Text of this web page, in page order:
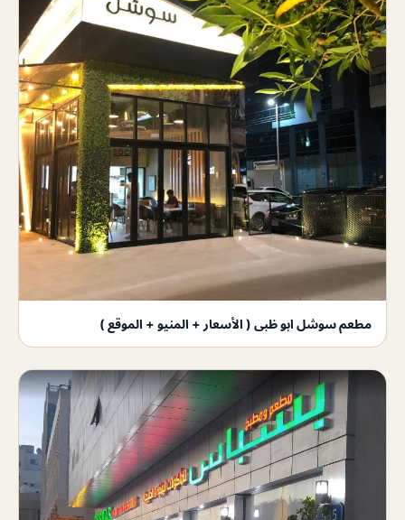
مطعم سوشل ابو ظبى ( الأسعار + المنيو + الموقع )